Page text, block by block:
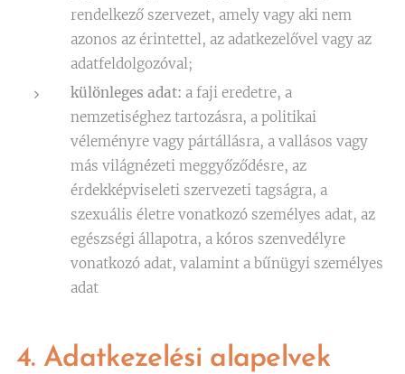
rendelkező szervezet, amely vagy aki nem
azonos az érintettel, az adatkezelővel vagy az
adatfeldolgozóval;
különleges adat: a faji eredetre, a
nemzetiséghez tartozásra, a politikai
véleményre vagy pártállásra, a vallásos vagy
más világnézeti meggyőződésre, az
érdekképviseleti szervezeti tagságra, a
szexuális életre vonatkozó személyes adat, az
egészségi állapotra, a kóros szenvedélyre
vonatkozó adat, valamint a bűnügyi személyes
adat
4. Adatkezelési alapelvek